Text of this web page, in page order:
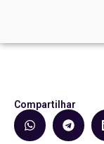
Compartilhar